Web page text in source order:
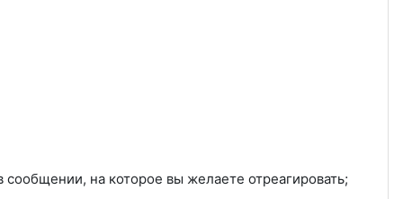
сообщении, на которое вы желаете отреагировать;